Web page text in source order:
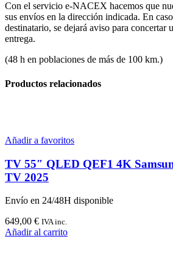
Con el servicio e-NACEX hacemos que
sus envíos en la dirección indicada. En
destinatario, se dejará aviso para concertar
entrega.
(48 h en poblaciones de más de 100 km.)
Productos relacionados
Añadir a favoritos
TV 55″ QLED QEF1 4K
TV 2025
Envío en 24/48H disponible
649,00 € IVA inc.
Añadir al carrito